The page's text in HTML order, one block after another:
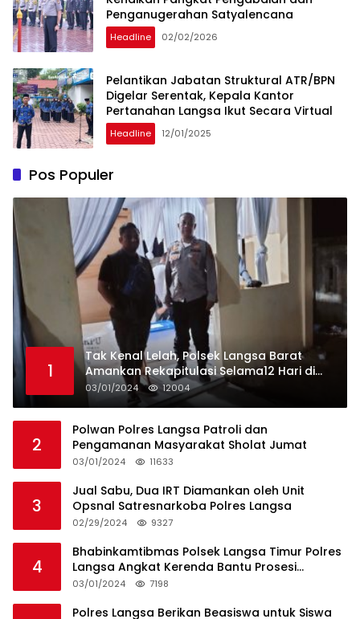
Penganugerahan Satyalencana
Headline 02/02/2026
Pelantikan Jabatan Struktural ATR/BPN
Digelar Serentak, Kepala Kantor
Pertanahan Langsa Ikut Secara Virtual
Headline 12/01/2025
Pos Populer
1
Tak Kenal Lelah, Polsek Langsa Barat
Amankan Rekapitulasi Selama12 Hari di
Kecamatan Baro
03/01/2024 12004
2
Polwan Polres Langsa Patroli dan
Pengamanan Masyarakat Sholat Jumat
03/01/2024 11633
3
Jual Sabu, Dua IRT Diamankan oleh Unit
Opsnal Satresnarkoba Polres Langsa
02/29/2024 9327
4
Bhabinkamtibmas Polsek Langsa Timur Polres
Langsa Angkat Kerenda Bantu Prosesi
Pemakaman Warga
03/01/2024 7198
Polres Langsa Berikan Beasiswa untuk Siswa